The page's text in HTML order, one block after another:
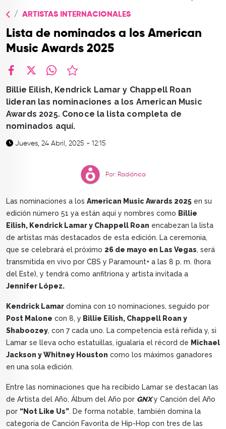
CONTACTO
ARTISTAS INTERNACIONALES
Lista de nominados a los American
Music Awards 2025
Billie Eilish, Kendrick Lamar y Chappell Roan
lideran las nominaciones a los American Music
Awards 2025. Conoce la lista completa de
nominados aquí.
Jueves, 24 Abril, 2025 - 12:15
Por: Radiónica
Las nominaciones a los American Music Awards 2025 en su
edición número 51 ya están aquí y nombres como Billie
Eilish, Kendrick Lamar y Chappell Roan encabezan la lista
de artistas más destacados de esta edición. La ceremonia,
que se celebrará el próximo 26 de mayo en Las Vegas, será
transmitida en vivo por CBS y Paramount+ a las 8 p. m. (hora
del Este), y tendrá como anfitriona y artista invitada a
Jennifer López.
Kendrick Lamar domina con 10 nominaciones, seguido por
Post Malone con 8, y Billie Eilish, Chappell Roan y
Shaboozey, con 7 cada uno. La competencia está reñida y, si
Lamar se lleva ocho estatuillas, igualaría el récord de Michael
Jackson y Whitney Houston como los máximos ganadores
en una sola edición.
Entre las nominaciones que ha recibido Lamar se destacan las
de Artista del Año, Álbum del Año por GNXy Canción del Año
por “Not Like Us”. De forma notable, también domina la
categoría de Canción Favorita de Hip-Hop con tres de las